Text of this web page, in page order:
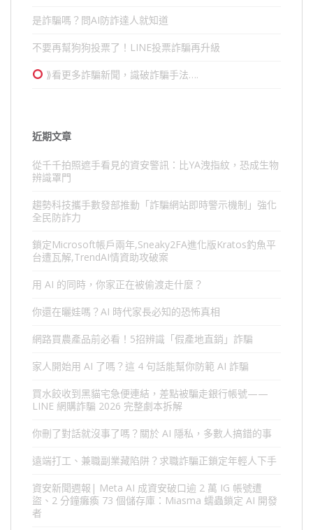
是詐騙嗎？問AI防詐達人就知道
不要再幫狗狗投票了！LINE投票詐騙再升級
⟫看更多詐騙新聞，識破詐騙手法….
近期文章
從千千拍照遮手看見的資安警訊：比YA洩指紋，恐成生物
辨識罩門
趨勢科技攜手數發部推動「詐騙網站即時警示機制」強化
全民防詐力
鎖定Microsoft帳戶兩年,Sneaky2FA進化版Kratos釣魚平
台遭瓦解,TrendAI情資助攻破案
用 AI 的同時，你家正在被偷渡走什麼？
你還在曬娃嗎？AI 時代家長必知的恐怖真相
網路買農產品前必看！5招辨識「假產地直銷」詐騙
家人開始用 AI 了嗎？這 4 句話能幫你防範 AI 詐騙
買水餃收到黑貓宅急便連結，差點被騙走銀行帳號——
LINE 網購詐騙 2026 完整劇本拆解
你刪了對話就沒事了嗎？關於 AI 隱私，多數人搞錯的事
遠端打工、兼職副業藏陷阱？求職詐騙正鎖定年輕人下手
資安新聞週報| Meta AI 成資安破口逾 2 萬 IG 帳號遭
盜、2 分鐘癱瘓 73 個儲存庫：Miasma 蠕蟲鎖定 AI 開發
者